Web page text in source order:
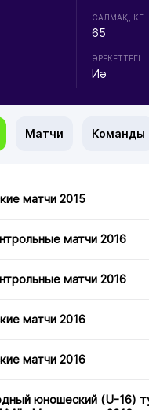
CАЛМАҚ, КГ
65
ӘРЕКЕТТЕГІ
Иә
Матчи Команды
матчи 2015
матчи 2016
матчи 2016
матчи 2016
матчи 2016
юношеский (U-16)